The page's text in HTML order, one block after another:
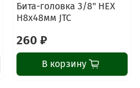
Бита-головка 3/8" HEX
H8х48мм JTC
260 ₽
В корзину